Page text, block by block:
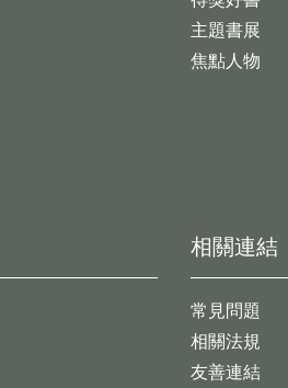
主題書展
焦點人物
相關連結
常見問題
相關法規
友善連結